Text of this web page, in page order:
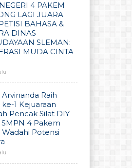
4 PAKEM
LAGI JUARA
BAHASA &
DINAS
SLEMAN:
MUDA CINTA
Raih
ke-1 Kejuaraan
Pencak Silat DIY
SMPN 4 Pakem
Wadahi Potensi